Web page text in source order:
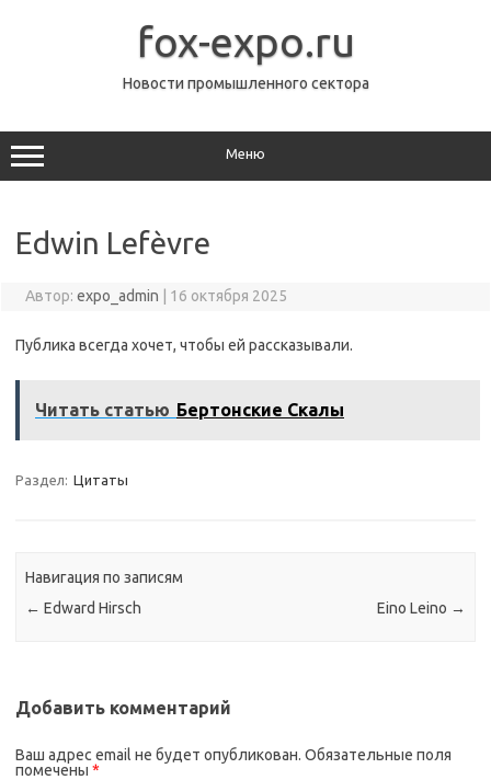
fox-expo.ru
Новости промышленного сектора
Меню
Edwin Lefèvre
Автор: expo_admin 16 октября 2025
Публика всегда хочет, чтобы ей рассказывали.
Читать статью Бертонские Скалы
Раздел: Цитаты
Навигация по записям
← Edward Hirsch Eino Leino →
Добавить комментарий
Ваш адрес email не будет опубликован. Обязательные поля
помечены *